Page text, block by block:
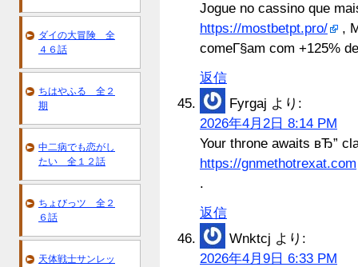
Jogue no cassino que
https://mostbetpt.pro/
,
comeГ§am com +125%
返信
Fyrgaj より:
2026年4月2日 8:14 PM
Your throne awaits вЂ”
https://gnmethotrexat.com
.
返信
Wnktcj より:
2026年4月9日 6:33 PM
ダイの大冒険 全
４６話
ちはやふる 全２
期
中二病でも恋がし
たい 全１２話
ちょびっツ 全２
６話
天体戦士サンレッ